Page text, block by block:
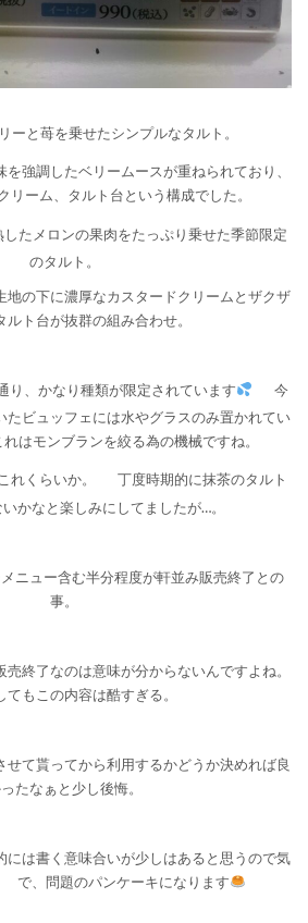
ーと苺を乗せたシンプルなタルト。
強調したベリームースが重ねられており、
リーム、タルト台という構成でした。
たメロンの果肉をたっぷり乗せた季節限定
のタルト。
地の下に濃厚なカスタードクリームとザクザ
ルト台が抜群の組み合わせ。
り、かなり種類が限定されています
今
たビュッフェには水やグラスのみ置かれてい
れはモンブランを絞る為の機械ですね。
れくらいか。
丁度時期的に抹茶のタルト
かなと楽しみにしてましたが…。
ニュー含む半分程度が軒並み販売終了との
事。
終了なのは意味が分からないんですよね。
てもこの内容は酷すぎる。
せて貰ってから利用するかどうか決めれば良
たなぁと少し後悔。
には書く意味合いが少しはあると思うので気
で、問題のパンケーキになります